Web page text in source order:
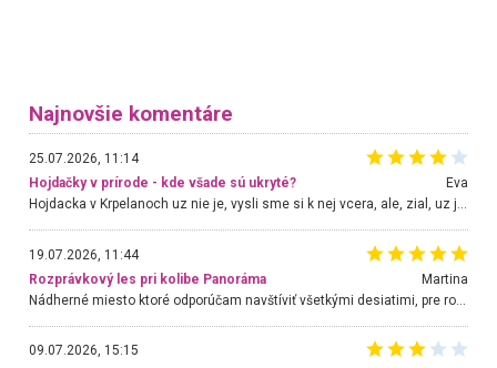
Najnovšie komentáre
25.07.2026, 11:14
Hojdačky v prírode - kde všade sú ukryté?
Eva
Hojdacka v Krpelanoch uz nie je, vysli sme si k nej vcera, ale, zial, uz je znicena. Ak sem planujete cestu len kvoli hojdacke, mozete si ju usetrit. Krasny vyhlad je tu vsak aj bez hojdacky :-)
19.07.2026, 11:44
Rozprávkový les pri kolibe Panoráma
Martina
Nádherné miesto ktoré odporúčam navštíviť všetkými desiatimi, pre rodiny s deťmi, dôchodcom... Proste a jednoducho ozaj rozprávkový les.. určite ešte prídeme. Odniesli sme si na pamiatku krásne tričká,
09.07.2026, 15:15